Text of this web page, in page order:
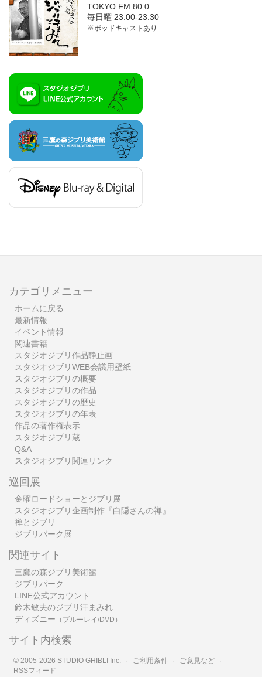
TOKYO FM 80.0
毎日曜 23:00-23:30
※ポッドキャストあり
カテゴリメニュー
ホームに戻る
最新情報
イベント情報
関連書籍
スタジオジブリ作品静止画
スタジオジブリWEB会議用壁紙
スタジオジブリの概要
スタジオジブリの作品
スタジオジブリの歴史
スタジオジブリの年表
作品の著作権表示
スタジオジブリ蔵
Q&A
スタジオジブリ関連リンク
巡回展
金曜ロードショーとジブリ展
スタジオジブリ企画制作『白隠さんの禅』
禅とジブリ
ジブリパーク展
関連サイト
三鷹の森ジブリ美術館
ジブリパーク
LINE公式アカウント
鈴木敏夫のジブリ汗まみれ
ディズニー （ブルーレイ/DVD）
サイト内検索
© 2005-2026 STUDIO GHIBLI Inc. · ご利用条件 · ご意見など
·
RSSフィード